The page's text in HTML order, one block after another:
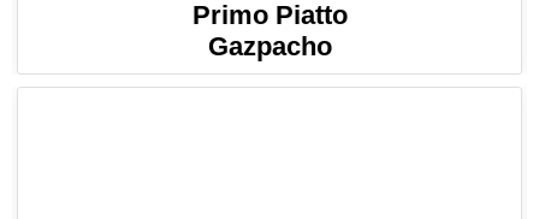
Primo Piatto
Gazpacho